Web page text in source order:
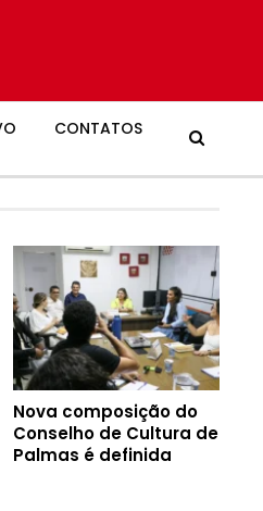
CONTATOS
Nova composição do
Conselho de Cultura de
Palmas é definida